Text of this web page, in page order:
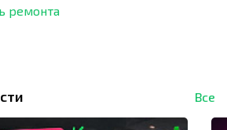
ремонта
Все